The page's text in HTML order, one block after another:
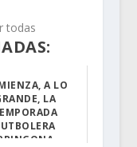
todas
A LO
LA